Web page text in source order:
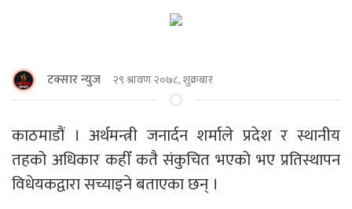
टक्सार न्युज २९ श्रावण २०७८, शुक्रबार
काठमाडौं । अर्थमन्त्री जनार्दन शर्माले प्रदेश र स्थानीय
तहको अधिकार कहीँ कतै संकुचित भएको भए प्रतिस्थापन
विधेयकद्वारा सच्याइने बताएका छन् ।